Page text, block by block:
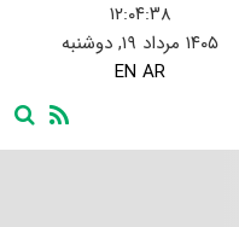
۱۲:۰۴:۳۹
۱۴۰۵ مرداد ۱۹, دوشنبه
EN AR